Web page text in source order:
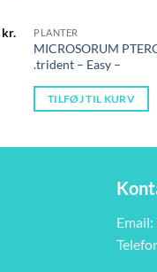
kr. PLANTER
MICROSORUM
.trident – Easy –
TILFØJ TIL KURV
Email: